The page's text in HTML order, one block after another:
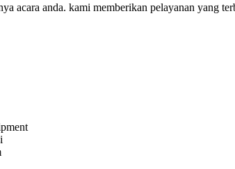
acara anda. kami memberikan pelayanan yang